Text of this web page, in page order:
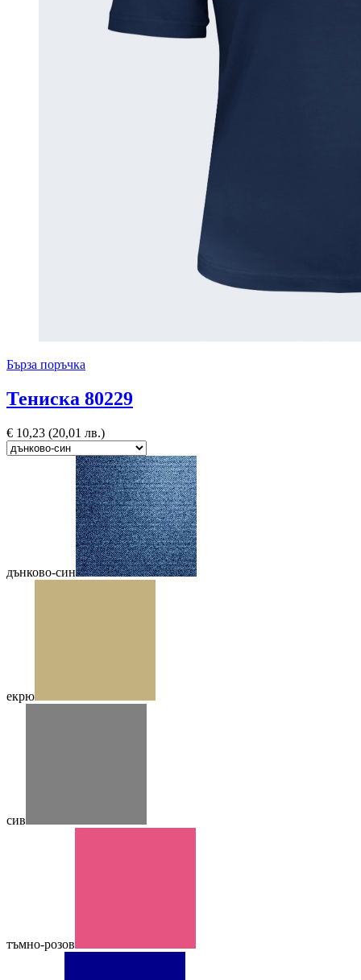
Бърза поръчка
Тениска 80229
€ 10,23 (20,01 лв.)
дънково-син
екрю
сив
тъмно-розов